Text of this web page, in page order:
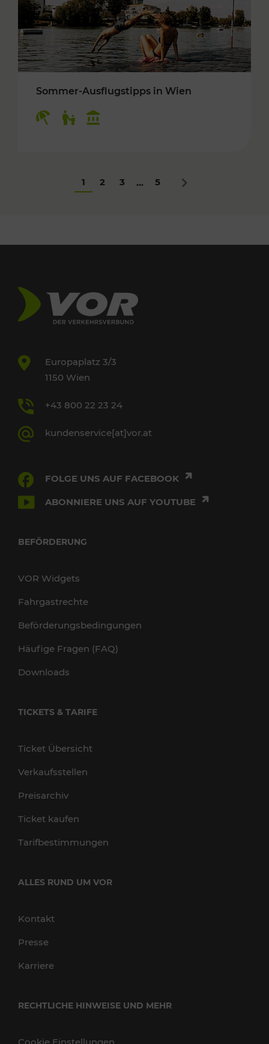
Sommer-Ausflugstipps in Wien
1 2 3 ... 5 Nächstes
Europaplatz 3/3
1150 Wien
+43 800 22 23 24
kundenservice[at]vor.at
FOLGE UNS AUF FACEBOOK
ABONNIERE UNS AUF YOUTUBE
BEFÖRDERUNG
VOR Widgets
Fahrgastrechte
Beförderungsbedingungen
Häufige Fragen (FAQ)
Downloads
TICKETS & TARIFE
Ticket Übersicht
Verkaufsstellen
Preisarchiv
Ticket kaufen
Tarifbestimmungen
ALLES RUND UM VOR
Kontakt
Presse
Karriere
RECHTLICHE HINWEISE UND MEHR